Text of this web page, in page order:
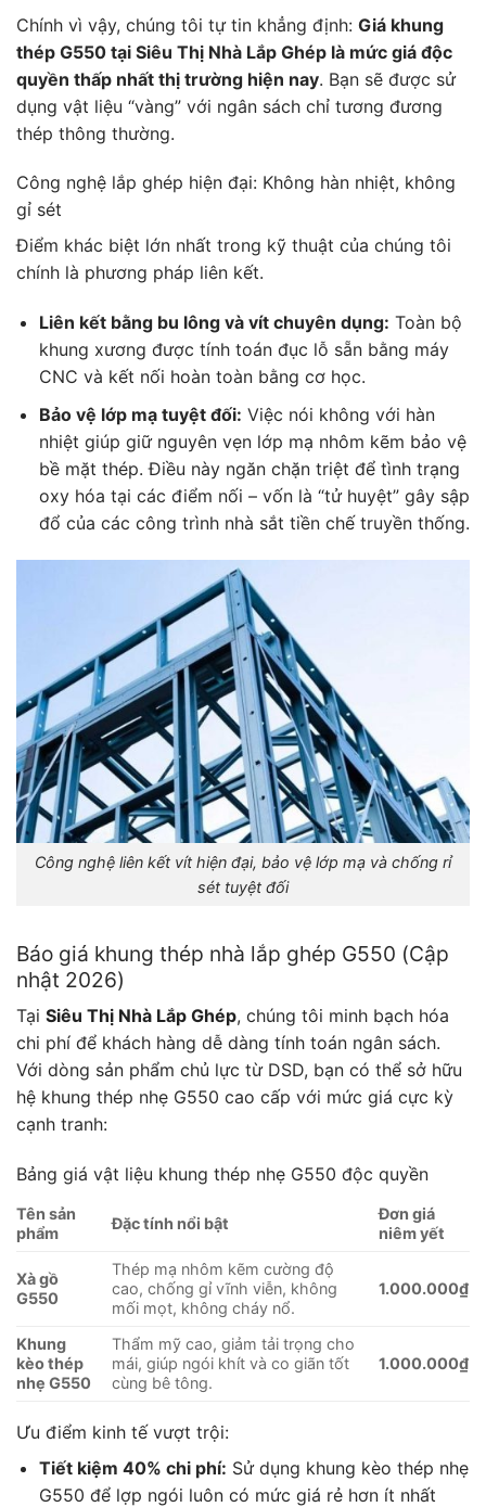
Chính vì vậy, chúng tôi tự tin khẳng định: Giá khung
thép G550 tại Siêu Thị Nhà Lắp Ghép là mức giá độc
quyền thấp nhất thị trường hiện nay. Bạn sẽ được sử
dụng vật liệu “vàng” với ngân sách chỉ tương đương
thép thông thường.
Công nghệ lắp ghép hiện đại: Không hàn nhiệt, không
gỉ sét
Điểm khác biệt lớn nhất trong kỹ thuật của chúng tôi
chính là phương pháp liên kết.
Liên kết bằng bu lông và vít chuyên dụng: Toàn bộ
khung xương được tính toán đục lỗ sẵn bằng máy
CNC và kết nối hoàn toàn bằng cơ học.
Bảo vệ lớp mạ tuyệt đối: Việc nói không với hàn
nhiệt giúp giữ nguyên vẹn lớp mạ nhôm kẽm bảo vệ
bề mặt thép. Điều này ngăn chặn triệt để tình trạng
oxy hóa tại các điểm nối – vốn là “tử huyệt” gây sập
đổ của các công trình nhà sắt tiền chế truyền thống.
Công nghệ liên kết vít hiện đại, bảo vệ lớp mạ và chống rỉ
sét tuyệt đối
Báo giá khung thép nhà lắp ghép G550 (Cập
nhật 2026)
Tại Siêu Thị Nhà Lắp Ghép, chúng tôi minh bạch hóa
chi phí để khách hàng dễ dàng tính toán ngân sách.
Với dòng sản phẩm chủ lực từ DSD, bạn có thể sở hữu
hệ khung thép nhẹ G550 cao cấp với mức giá cực kỳ
cạnh tranh:
Bảng giá vật liệu khung thép nhẹ G550 độc quyền
Tên sản
phẩm
Đặc tính nổi bật
Đơn giá
niêm yết
Xà gồ
G550
Thép mạ nhôm kẽm cường độ
cao, chống gỉ vĩnh viễn, không
mối mọt, không cháy nổ.
1.000.000₫
Khung
kèo thép
nhẹ G550
Thẩm mỹ cao, giảm tải trọng cho
mái, giúp ngói khít và co giãn tốt
cùng bê tông.
1.000.000₫
Ưu điểm kinh tế vượt trội:
Tiết kiệm 40% chi phí: Sử dụng khung kèo thép nhẹ
G550 để lợp ngói luôn có mức giá rẻ hơn ít nhất